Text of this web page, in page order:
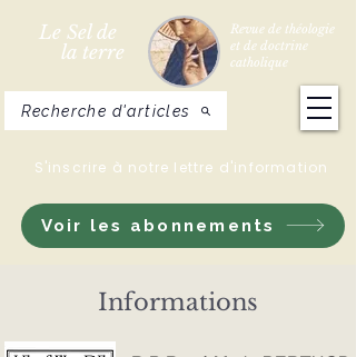
Le Sel de
la terre
Revue de théologie
et de doctrine
catholique
Voir les abonnements
S'inscrire à notre lettre d'information
Recherche d'articles
Informations